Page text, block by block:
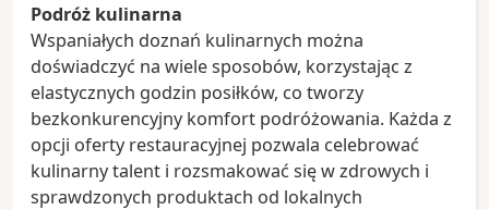
Podróż kulinarna
Wspaniałych doznań kulinarnych można
doświadczyć na wiele sposobów, korzystając z
elastycznych godzin posiłków, co tworzy
bezkonkurencyjny komfort podróżowania. Każda z
opcji oferty restauracyjnej pozwala celebrować
kulinarny talent i rozsmakować się w zdrowych i
sprawdzonych produktach od lokalnych